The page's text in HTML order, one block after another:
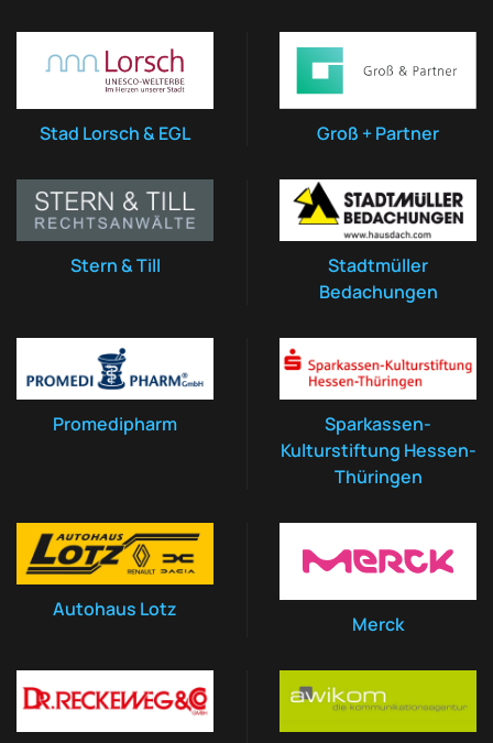
Stad Lorsch & EGL Groß + Partner
Stern & Till
Stadtmüller
Bedachungen
Promedipharm
Sparkassen-
Kulturstiftung Hessen-
Thüringen
Autohaus Lotz
Merck